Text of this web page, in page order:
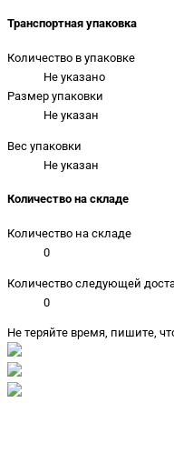
Транспортная упаковка
Количество в упаковке
Не указано
Размер упаковки
Не указан
Вес упаковки
Не указан
Количество на складе
Количество на складе
0
Количество следующей
0
Не теряйте время, пишите,